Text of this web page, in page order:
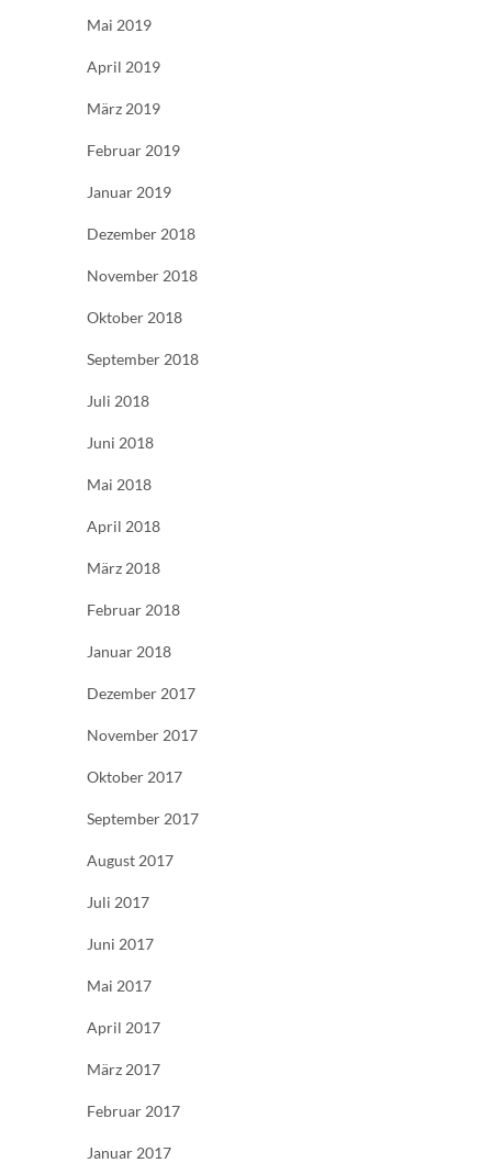
Mai 2019
April 2019
März 2019
Februar 2019
Januar 2019
Dezember 2018
November 2018
Oktober 2018
September 2018
Juli 2018
Juni 2018
Mai 2018
April 2018
März 2018
Februar 2018
Januar 2018
Dezember 2017
November 2017
Oktober 2017
September 2017
August 2017
Juli 2017
Juni 2017
Mai 2017
April 2017
März 2017
Februar 2017
Januar 2017